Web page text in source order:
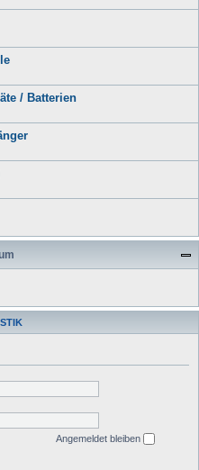
/ Batterien
Angemeldet bleiben